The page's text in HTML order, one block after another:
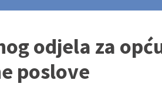
odjela za
poslove